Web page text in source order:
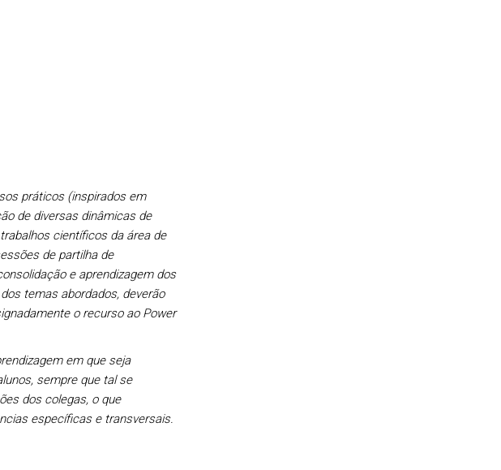
práticos (inspirados em
de diversas dinâmicas de
científicos da área de
de partilha de
e aprendizagem dos
temas abordados, deverão
o recurso ao Power
em que seja
sempre que tal se
dos colegas, o que
específicas e transversais.